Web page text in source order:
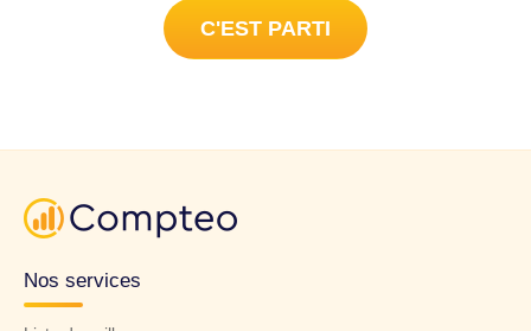
C'EST PARTI
Nos services